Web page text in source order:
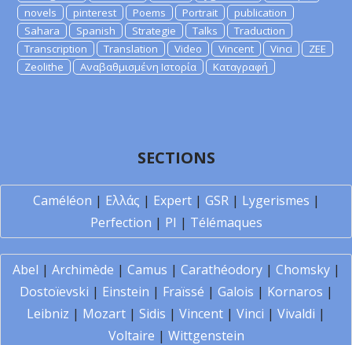
novels
pinterest Poems Portrait
publication
Sahara
Spanish Strategie Talks
Traduction
Transcription
Translation Video Vincent Vinci
ZEE
Zeolithe
Αναβαθμισμένη Ιστορία Καταγραφή
SECTIONS
Caméléon | Ελλάς | Expert| GSR| Lygerismes |
Perfection | PI | Télémaques
Abel | Archimède | Camus | Carathéodory| Chomsky|
Dostoïevski | Einstein | Fraïssé | Galois | Kornaros |
Leibniz | Mozart | Sidis | Vincent | Vinci | Vivaldi |
Voltaire | Wittgenstein